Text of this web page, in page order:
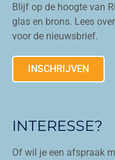
Blijf op de hoogte van
glas en brons. Lees
voor de nieuwsbrief.
INSCHRIJVEN
INTERESSE?
Of wil je een afspraak